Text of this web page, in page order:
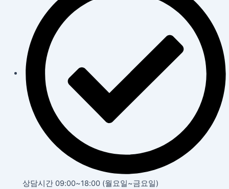
상담시간 09:00~18:00 (월요일~금요일)